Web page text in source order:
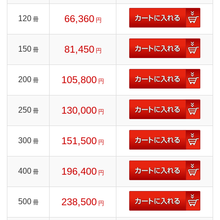
120 冊 66,360 円
150 冊 81,450 円
200 冊 105,800 円
250 冊 130,000 円
300 冊 151,500 円
400 冊 196,400 円
500 冊 238,500 円